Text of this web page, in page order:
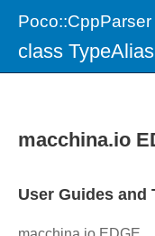
Poco::CppParser
class TypeAlias